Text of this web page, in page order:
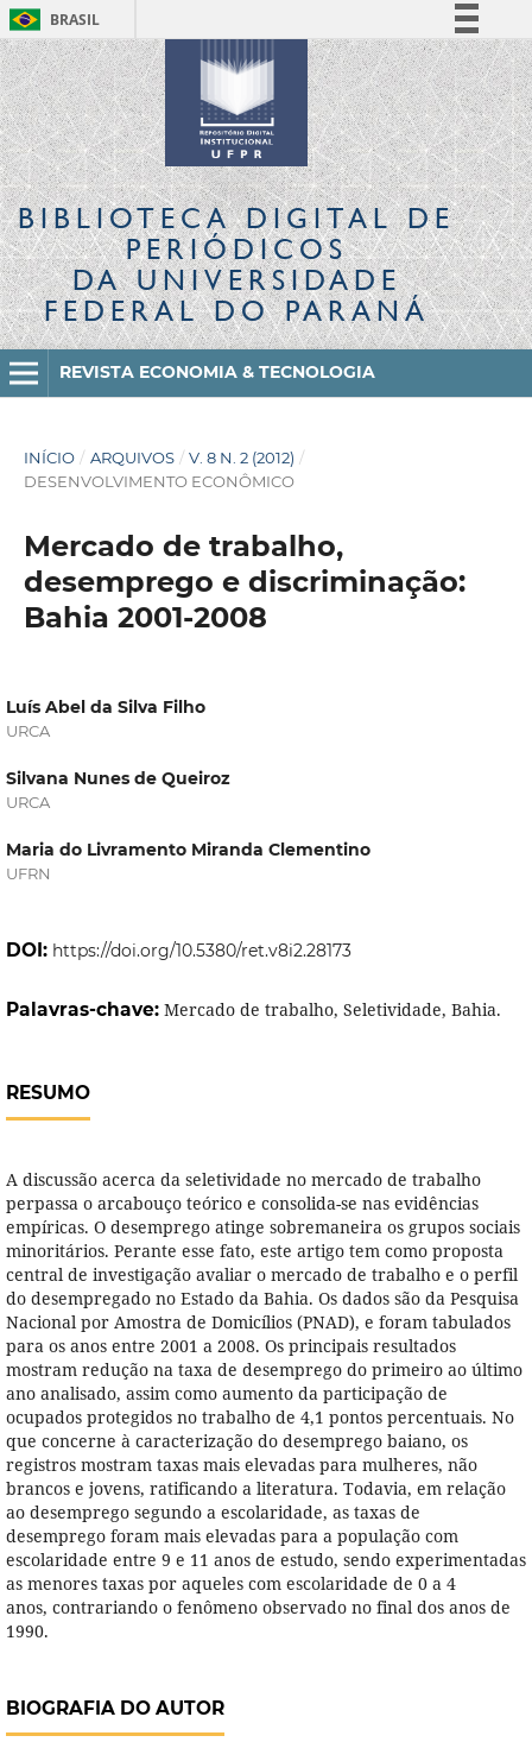
BRASIL
Simplifique!
Comunica BR
Participe
Acesso à informação
Legislação
Canais
BIBLIOTECA DIGITALDE
PERIÓDICOS
DA UNIVERSIDADE
FEDERAL DO PARANÁ
REVISTA ECONOMIA & TECNOLOGIA
INÍCIO / ARQUIVOS / V. 8 N. 2 (2012) /
DESENVOLVIMENTO ECONÔMICO
Mercado de trabalho,
desemprego e discriminação:
Bahia 2001-2008
Luís Abel da Silva Filho
URCA
Silvana Nunes de Queiroz
URCA
Maria do Livramento Miranda Clementino
UFRN
DOI: https://doi.org/10.5380/ret.v8i2.28173
Palavras-chave: Mercado de trabalho, Seletividade, Bahia.
RESUMO
A discussão acerca da seletividade no mercado de trabalho
perpassa o arcabouço teórico e consolida-se nas evidências
empíricas. O desemprego atinge sobremaneira os grupos sociais
minoritários. Perante esse fato, este artigo tem como proposta
central de investigação avaliar o mercado de trabalho e o perfil
do desempregado no Estado da Bahia. Os dados são da Pesquisa
Nacional por Amostra de Domicílios (PNAD), e foram tabulados
para os anos entre 2001 a 2008. Os principais resultados
mostram redução na taxa de desemprego do primeiro ao último
ano analisado, assim como aumento da participação de
ocupados protegidos no trabalho de 4,1 pontos percentuais. No
que concerne à caracterização do desemprego baiano, os
registros mostram taxas mais elevadas para mulheres, não
brancos e jovens, ratificando a literatura. Todavia, em relação
ao desemprego segundo a escolaridade, as taxas de
desemprego foram mais elevadas para a população com
escolaridade entre 9 e 11 anos de estudo, sendo experimentadas
as menores taxas por aqueles com escolaridade de 0 a 4
anos, contrariando o fenômeno observado no final dos anos de
1990.
BIOGRAFIA DO AUTOR